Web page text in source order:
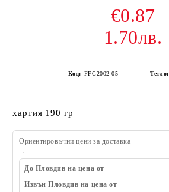
€0.87
1.70лв.
Код: FFC2002-05 Тегло:
хартия 190 гр
Ориентировъчни цени за доставка
До Пловдив на цена от
Извън Пловдив на цена от